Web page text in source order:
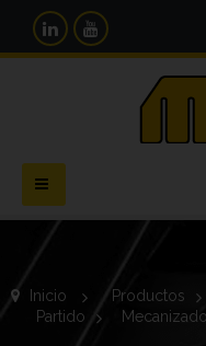
Navegación
Toggle
Inicio > Productos >
Partido > Mecanizado